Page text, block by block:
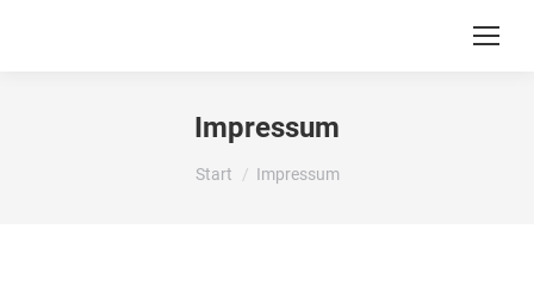
Impressum
Sie befinden sich hier:
Start Impressum